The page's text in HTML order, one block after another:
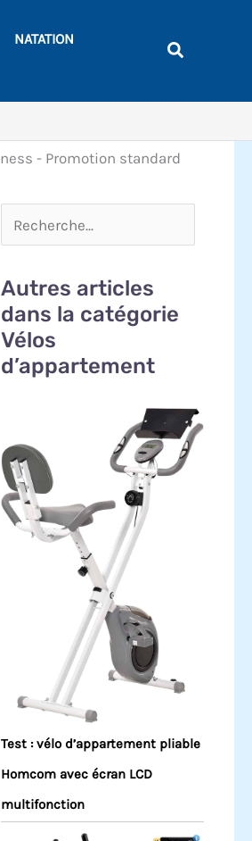
NATATION
Autres articles
dans la catégorie
Vélos
d’appartement
Test : vélo d’appartement pliable
Homcom avec écran LCD
multifonction